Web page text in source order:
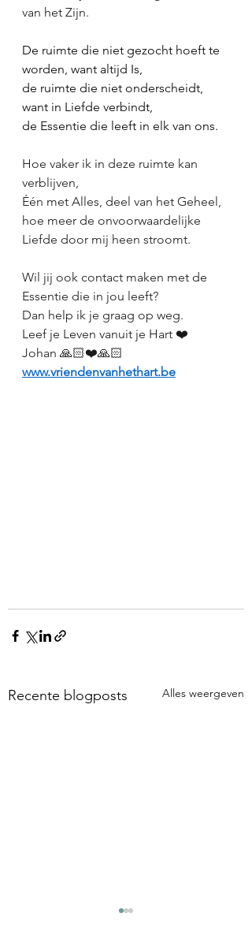
van het Zijn.
De ruimte die niet gezocht hoeft te
worden, want altijd Is,
de ruimte die niet onderscheidt,
want in Liefde verbindt,
de Essentie die leeft in elk van ons.
Hoe vaker ik in deze ruimte kan
verblijven,
Één met Alles, deel van het Geheel,
hoe meer de onvoorwaardelijke
Liefde door mij heen stroomt.
Wil jij ook contact maken met de
Essentie die in jou leeft?
Dan help ik je graag op weg.
Leef je Leven vanuit je Hart ❤️
Johan 🙏🏻❤️🙏🏻
www.vriendenvanhethart.be
Recente blogposts Alles weergeven